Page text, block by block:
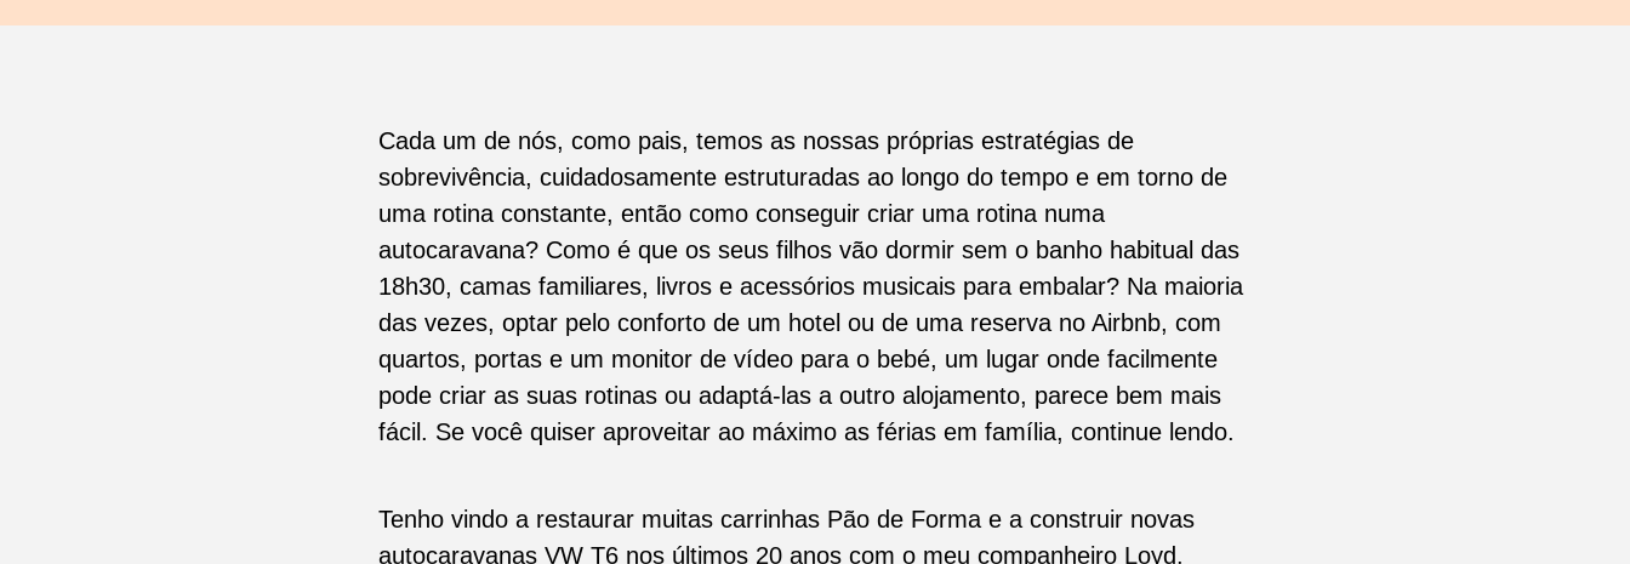
Cada um de nós, como pais, temos as nossas próprias estratégias de
sobrevivência, cuidadosamente estruturadas ao longo do tempo e em torno de
uma rotina constante, então como conseguir criar uma rotina numa
autocaravana? Como é que os seus filhos vão dormir sem o banho habitual das
18h30, camas familiares, livros e acessórios musicais para embalar? Na maioria
das vezes, optar pelo conforto de um hotel ou de uma reserva no Airbnb, com
quartos, portas e um monitor de vídeo para o bebé, um lugar onde facilmente
pode criar as suas rotinas ou adaptá-las a outro alojamento, parece bem mais
fácil. Se você quiser aproveitar ao máximo as férias em família, continue lendo.
Tenho vindo a restaurar muitas carrinhas Pão de Forma e a construir novas
autocaravanas VW T6 nos últimos 20 anos com o meu companheiro Loyd.